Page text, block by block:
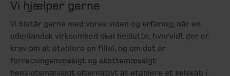
Vi hjælper gerne
Vi bistår gerne med vores viden og erfaring, når en
udenlandsk virksomhed skal beslutte, hvorvidt der er
krav om at etablere en filial, og om det er
forretningsmæssigt og skattemæssigt
hensigtsmæssigt alternativt at etablere et selskab i